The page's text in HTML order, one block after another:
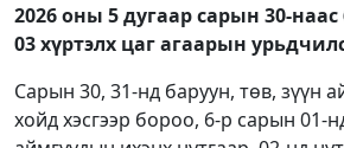
2026 оны 5 дугаар сарын 30-наас
03 хүртэлх цаг агаарын
Сарын 30, 31-нд баруун, төв, зүүн
хойд хэсгээр бороо, 6-р сарын 01-